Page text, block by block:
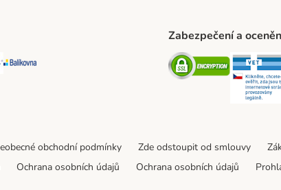
Shipping Method
PPL Shipping Method
Balíkovna Shipping Method
Zabezpečení a
Security
obchodní podmínky Zde odstoupit od smlouvy
Ochrana osobních údajů Ochrana osobních údajů